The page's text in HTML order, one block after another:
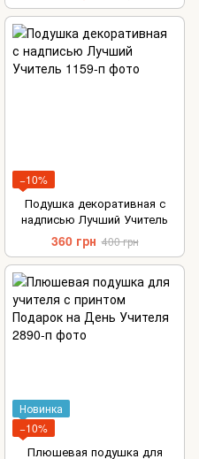
−10%
Подушка декоративная с
надписью Лучший Учитель
360 грн 400 грн
Новинка
−10%
Плюшевая подушка для